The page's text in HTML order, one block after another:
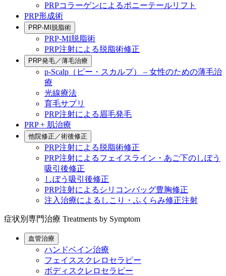
PRPコラーゲンによるポニーテールリフト
PRP形成術
PRP-MI脱脂術
PRP-MI脱脂術
PRP注射による脱脂術修正
PRP発毛／薄毛治療
p-Scalp（ピー・スカルプ） – 女性のための薄毛治
療
光線療法
育毛サプリ
PRP注射による眉毛発毛
PRP + 肌治療
他院修正／術後修正
PRP注射による脱脂術修正
PRP注射によるフェイスライン・あご下のしぼう
吸引後修正
しぼう吸引後修正
PRP注射によるシリコンバッグ豊胸修正
注入治療によるしこり・ふくらみ修正注射
症状別専門治療 Treatments by Symptom
血管治療
ハンドベイン治療
フェイススクレロセラピー
ボディスクレロセラピー